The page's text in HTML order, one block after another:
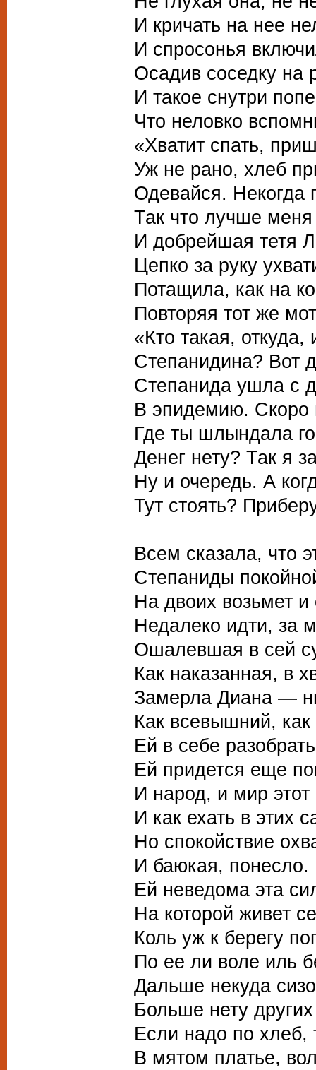
И кричать на нее
И спросонья
Осадив соседку на
И такое снутри
Что неловко
«Хватит спать,
Уж не рано, хлеб
Одевайся. Некогда
Так что лучше
И добрейшая тетя
Цепко за руку
Потащила, как на
Повторяя тот же
«Кто такая, откуда,
Степанидина? Вот
Степанида ушла с
В эпидемию. Скоро
Где ты шлындала
Денег нету? Так я
Ну и очередь. А
Тут стоять?
Всем сказала, что
Степаниды
На двоих возьмет и
Недалеко идти, за
Ошалевшая в сей
Как наказанная, в
Замерла Диана —
Как всевышний, как
Ей в себе
Ей придется еще
И народ, и мир
И как ехать в этих
Но спокойствие
И баюкая, понесло.
Ей неведома эта
На которой живет
Коль уж к берегу
По ее ли воле иль
Дальше некуда
Больше нету
Если надо по хлеб,
В мятом платье,